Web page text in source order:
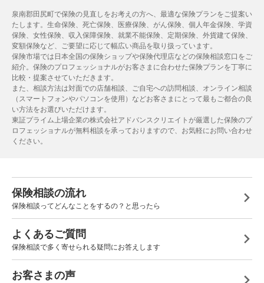
泉南郡田尻町で保険の見直しをお考えの方へ、最適な保険プランをご提案い
たします。生命保険、死亡保険、医療保険、がん保険、個人年金保険、学資
保険、女性保険、収入保障保険、就業不能保険、定期保険、外貨建て保険、
変額保険など、ご要望に応じて幅広い商品を取り扱っています。
保険市場では日本全国の保険ショップや保険代理店などの保険相談窓口をご
紹介。保険のプロフェッショナルがお客さまに合わせた保険プランを丁寧に
比較・提案させていただきます。
また、相談方法は対面での店舗相談、ご自宅への訪問相談、オンライン相談
（スマートフォンやパソコンを使用）などお客さまにとって最もご都合の良
い方法をお選びいただけます。
東証プライム上場企業の株式会社アドバンスクリエイトが厳選した保険のプ
ロフェッショナルが無料相談を承っておりますので、お気軽にお問い合わせ
ください。
保険相談の流れ
保険相談ってどんなことをするの？と思ったら
よくあるご質問
保険相談で多く寄せられる疑問にお答えします
お客さまの声